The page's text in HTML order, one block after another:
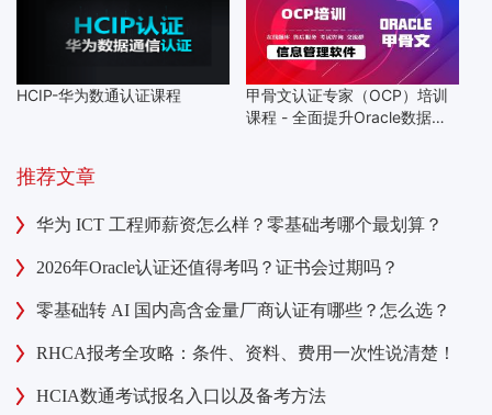
HCIP-华为数通认证课程
甲骨文认证专家（OCP）培训
课程 - 全面提升Oracle数据库
推荐文章
华为 ICT 工程师薪资怎么样？零基础考哪个最划算？
2026年Oracle认证还值得考吗？证书会过期吗？
零基础转 AI 国内高含金量厂商认证有哪些？怎么选？
RHCA报考全攻略：条件、资料、费用一次性说清楚！
HCIA数通考试报名入口以及备考方法